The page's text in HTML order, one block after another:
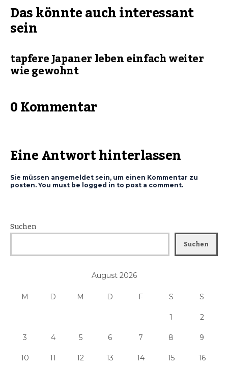
Das könnte auch interessant
sein
tapfere Japaner leben einfach weiter
wie gewohnt
0 Kommentar
Eine Antwort hinterlassen
Sie müssen angemeldet sein, um einen Kommentar zu
posten. You must be logged in to post a comment.
Suchen
Suchen
August 2026
M D M D F S S
1 2
3 4 5 6 7 8 9
10 11 12 13 14 15 16